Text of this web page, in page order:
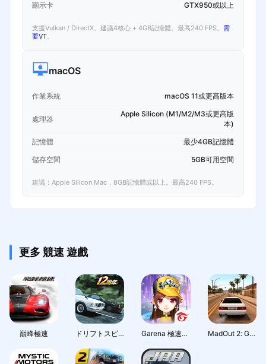
顯示卡
GTX950或以上
支援Vulkan / DirectX。建議4核心 + 4GB記憶體。最高240 FPS。 需
要VT。
macOS
作業系統 macOS 11或更高版本
處理器
Apple Silicon (M1/M2/M3或更高版
本)
記憶體
最少4GB記憶體
儲存空間
5GB可用空間
建議：Apple Silicon Mac，8GB記憶體或以上。最高240 FPS。
更多 競速 遊戲
巔峰極速 ドリフトスピリッツ Garena 極速領域：夢幻莊園 MadOut 2: Grand Auto Racing